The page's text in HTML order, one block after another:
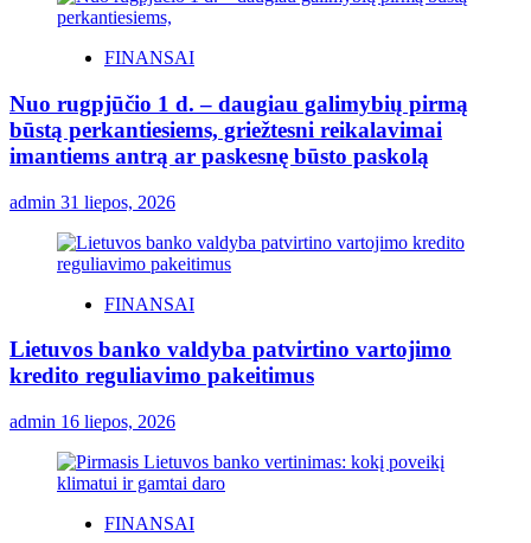
FINANSAI
Nuo rugpjūčio 1 d. – daugiau galimybių pirmą
būstą perkantiesiems, griežtesni reikalavimai
imantiems antrą ar paskesnę būsto paskolą
admin 31 liepos, 2026
FINANSAI
Lietuvos banko valdyba patvirtino vartojimo
kredito reguliavimo pakeitimus
admin 16 liepos, 2026
FINANSAI